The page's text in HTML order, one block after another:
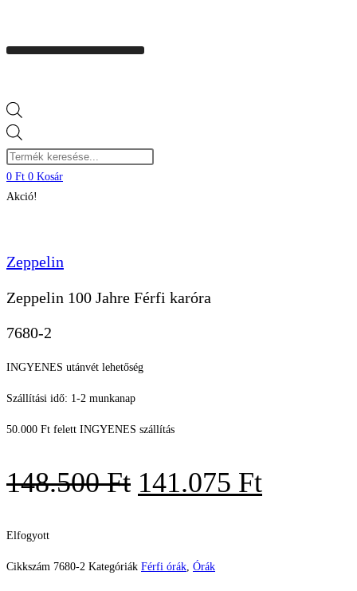
search
0 Ft 0 Kosár
Akció!
Zeppelin
Zeppelin 100 Jahre Férfi karóra
7680-2
INGYENES utánvét lehetőség
Szállítási idő: 1-2 munkanap
50.000 Ft felett INGYENES szállítás
148.500Ft Original
148.500 Ft.
141.075 FtCurrent
Elfogyott
Cikkszám 7680-2 Kategóriák Férfi órák, Órák